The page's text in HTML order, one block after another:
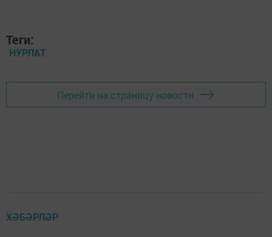
Теги:
НУРЛАТ
Перейти на страницу новости
ХӘБӘРЛӘР